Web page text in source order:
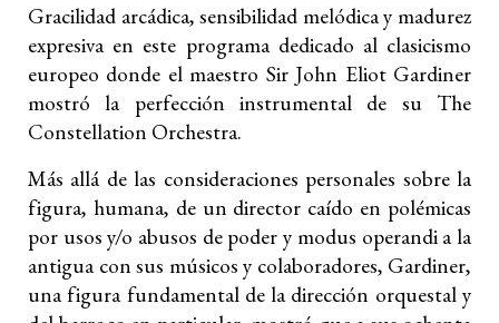
Gracilidad arcádica, sensibilidad melódica y madurez
expresiva en este programa dedicado al clasicismo
europeo donde el maestro Sir John Eliot Gardiner
mostró la perfección instrumental de su The
Constellation Orchestra.
Más allá de las consideraciones personales sobre la
figura, humana, de un director caído en polémicas
por usos y/o abusos de poder y modus operandi a la
antigua con sus músicos y colaboradores, Gardiner,
una figura fundamental de la dirección orquestal y